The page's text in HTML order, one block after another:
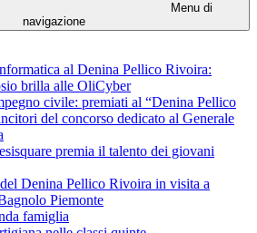
Menu di
navigazione
al Denina Pellico Rivoira:
brilla alle OliCyber
civile: premiati al “Denina Pellico
del concorso dedicato al Generale
premia il talento dei giovani
Denina Pellico Rivoira in visita a
Piemonte
famiglia